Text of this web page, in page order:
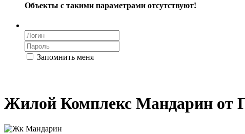
Объекты с такими параметрами отсутствуют!
Запомнить меня
Жилой Комплекс Мандарин от